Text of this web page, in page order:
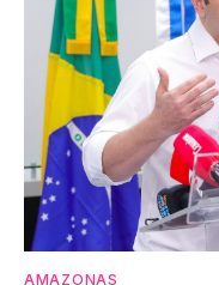
AMAZONAS